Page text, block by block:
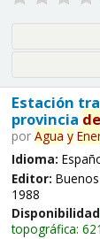
Estación
provincia de
por Agua y
Idioma:
Editor:
1988
topográfica: